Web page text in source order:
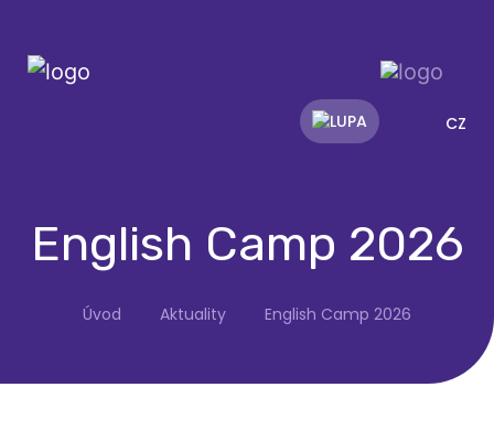
CZ
English Camp 2026
Úvod Aktuality English Camp 2026